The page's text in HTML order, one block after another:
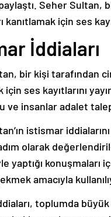
Seher Sultan,
kanıtlamak için ses
İddiaları
bir kişi tarafından
için ses kayıtlarını
ve insanlar adalet
istismar
olarak
yaptığı konuşmaları
amacıyla
toplumda